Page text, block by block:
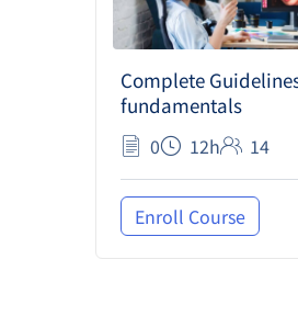
Complete
fundamentals
0 12h 14
Enroll Course